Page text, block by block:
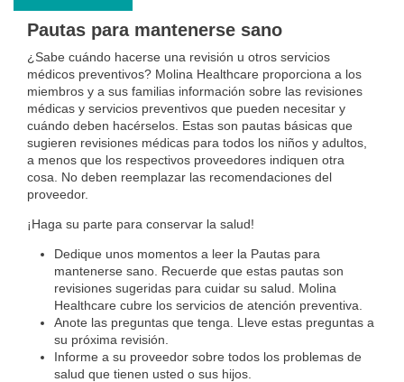
Pautas para mantenerse sano
¿Sabe cuándo hacerse una revisión u otros servicios
médicos preventivos? Molina Healthcare proporciona a los
miembros y a sus familias información sobre las revisiones
médicas y servicios preventivos que pueden necesitar y
cuándo deben hacérselos. Estas son pautas básicas que
sugieren revisiones médicas para todos los niños y adultos,
a menos que los respectivos proveedores indiquen otra
cosa. No deben reemplazar las recomendaciones del
proveedor.
¡Haga su parte para conservar la salud!
Dedique unos momentos a leer la Pautas para
mantenerse sano. Recuerde que estas pautas son
revisiones sugeridas para cuidar su salud. Molina
Healthcare cubre los servicios de atención preventiva.
Anote las preguntas que tenga. Lleve estas preguntas a
su próxima revisión.
Informe a su proveedor sobre todos los problemas de
salud que tienen usted o sus hijos.